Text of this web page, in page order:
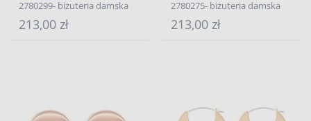
2780299- biżuteria damska
213,00 zł
2780275- biżuteria damska
213,00 zł